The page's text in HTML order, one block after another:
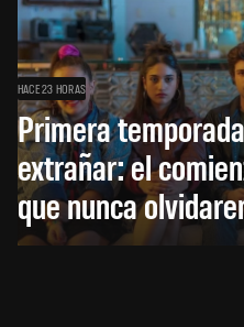
HACE 23 HORAS
Primera
extrañar: el
que nunca